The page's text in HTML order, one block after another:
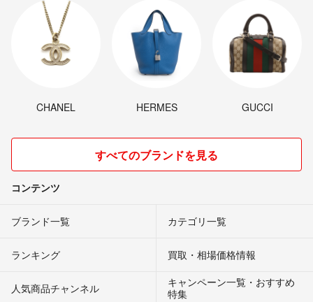
CHANEL HERMES GUCCI
すべてのブランドを見る
コンテンツ
ブランド一覧 カテゴリ一覧
ランキング 買取・相場価格情報
人気商品チャンネル
キャンペーン一覧・おすすめ
特集